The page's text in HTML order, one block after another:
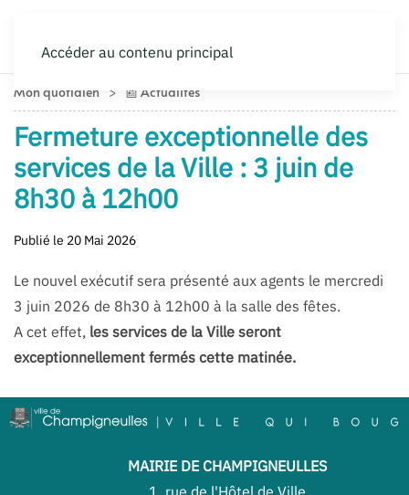
Accéder au contenu principal
Mon quotidien 📰 Actualités
Fermeture exceptionnelle des
services de la Ville : 3 juin de
8h30 à 12h00
Publié le 20 Mai 2026
Le nouvel exécutif sera présenté aux agents le mercredi
3 juin 2026 de 8h30 à 12h00 à la salle des fêtes.
A cet effet, les services de la Ville seront
exceptionnellement fermés cette matinée.
MAIRIE DE CHAMPIGNEULLES
1, rue de l'Hôtel de Ville